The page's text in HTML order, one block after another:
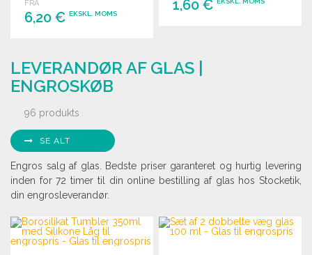
FRA
6,20 € EKSKL. MOMS
Anmod om et tilbud
1,60 €
LEVERANDØR AF GLAS |
ENGROSKØB
96 produkts
SE ALT
Engros salg af glas. Bedste priser garanteret og hurtig levering
inden for 72 timer til din online bestilling af glas hos Stocketik,
din engrosleverandør.